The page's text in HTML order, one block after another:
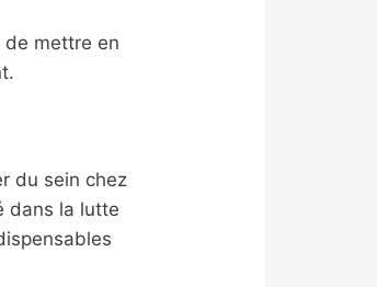
mettre en
du sein chez
dans la lutte